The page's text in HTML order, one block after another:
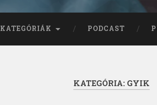
KATEGÓRIÁK PODCAST
KATEGÓRIA: GYIK